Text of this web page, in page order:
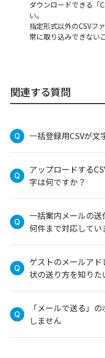
ダウンロードできる「
い。
指定形式以外のCSVフ
常に取り込みできない
関連する質問
一括登録用CSVが
アップロードする
字は何ですか？
一括案内メールの送
何件まで対応してい
ゲストのメールア
状の送り方を知りた
「メールで送る」
しません